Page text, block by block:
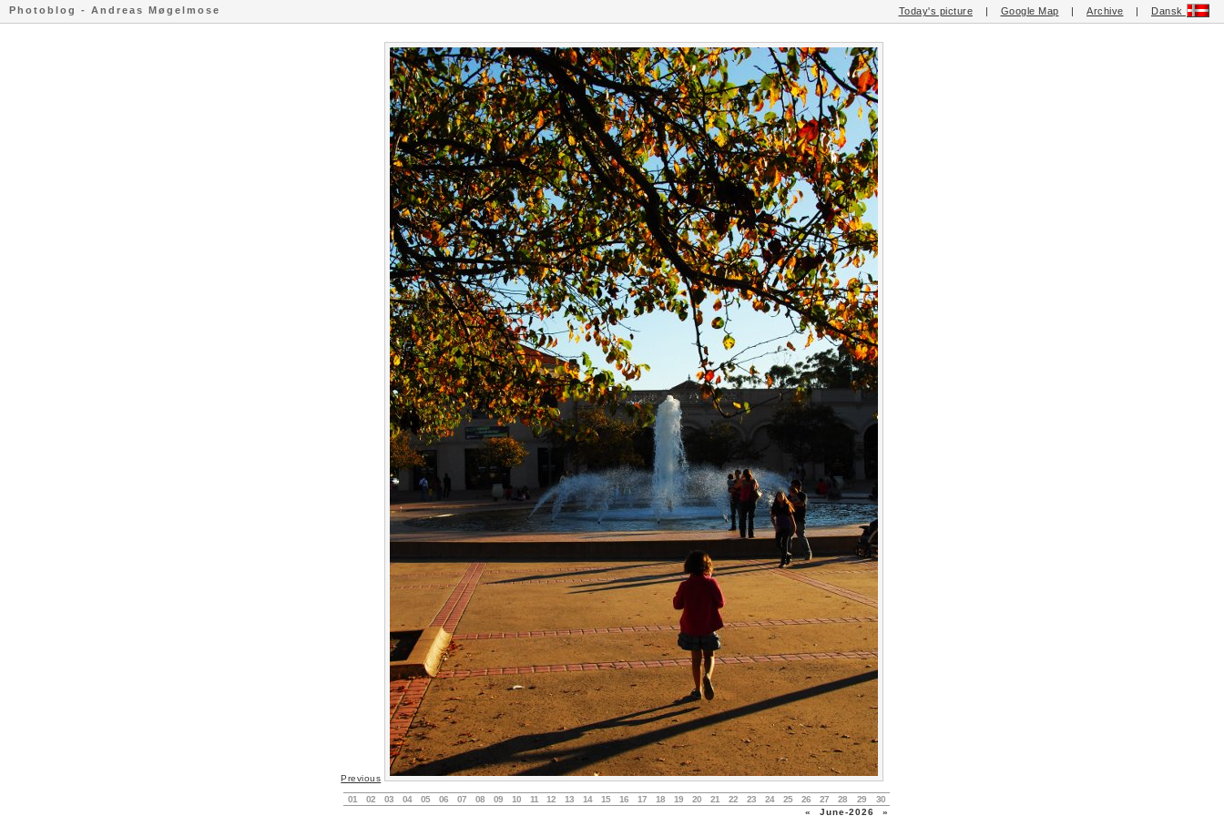
Photoblog - Andreas Møgelmose Today's picture Google Map Archive Dansk
Previous
01 02 03 04 05 06 07 08 09 10 11 12 13 14 15 16 17 18 19 20 21 22 23 24 25 26 27 28 29
30
«
June-2026 »